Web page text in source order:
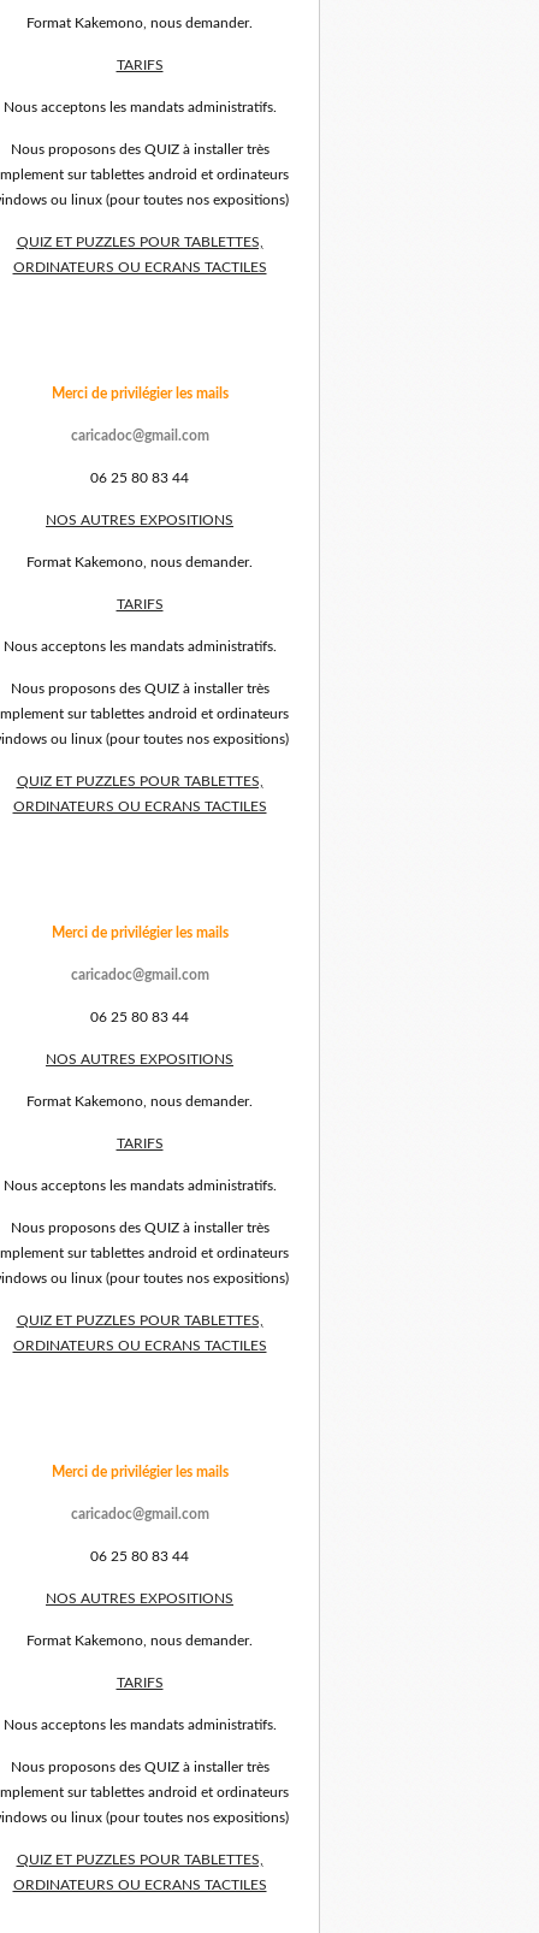
Format Kakemono, nous demander.
TARIFS
Nous acceptons les mandats administratifs.
Nous proposons des QUIZ à installer très
sur tablettes android et ordinateurs
ou linux (pour toutes nos expositions)
QUIZ ET PUZZLES POUR TABLETTES,
ORDINATEURS OU ECRANS TACTILES
Merci de privilégier les mails
caricadoc@gmail.com
06 25 80 83 44
NOS AUTRES EXPOSITIONS
Format Kakemono, nous demander.
TARIFS
Nous acceptons les mandats administratifs.
Nous proposons des QUIZ à installer très
sur tablettes android et ordinateurs
ou linux (pour toutes nos expositions)
QUIZ ET PUZZLES POUR TABLETTES,
ORDINATEURS OU ECRANS TACTILES
Merci de privilégier les mails
caricadoc@gmail.com
06 25 80 83 44
NOS AUTRES EXPOSITIONS
Format Kakemono, nous demander.
TARIFS
Nous acceptons les mandats administratifs.
Nous proposons des QUIZ à installer très
sur tablettes android et ordinateurs
ou linux (pour toutes nos expositions)
QUIZ ET PUZZLES POUR TABLETTES,
ORDINATEURS OU ECRANS TACTILES
Merci de privilégier les mails
caricadoc@gmail.com
06 25 80 83 44
NOS AUTRES EXPOSITIONS
Format Kakemono, nous demander.
TARIFS
Nous acceptons les mandats administratifs.
Nous proposons des QUIZ à installer très
sur tablettes android et ordinateurs
ou linux (pour toutes nos expositions)
QUIZ ET PUZZLES POUR TABLETTES,
ORDINATEURS OU ECRANS TACTILES